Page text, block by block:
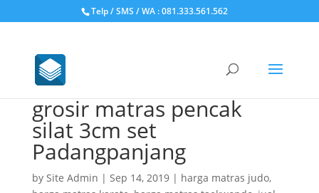
Telp / SMS / WA : 081.333.561.562
grosir matras pencak
silat 3cm set
Padangpanjang
by Site Admin | Sep 14, 2019| harga matras judo,